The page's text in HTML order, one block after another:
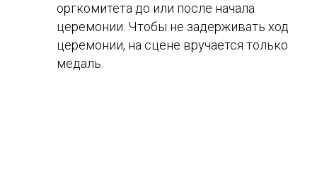
оргкомитета до или после начала
церемонии. Чтобы не задерживать ход
церемонии, на сцене вручается только
медаль.